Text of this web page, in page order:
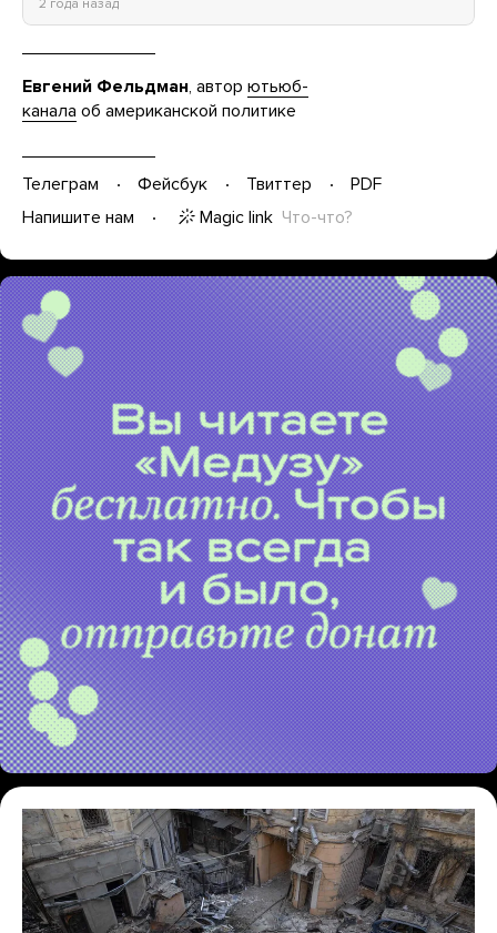
Евгений Фельдман, автор ютьюб-
канала об американской политике
Телеграм Фейсбук Твиттер
PDF
Напишите нам
Magic link Что-что?